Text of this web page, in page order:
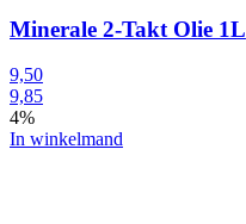
Minerale 2-Takt Olie 1L
9,50
9,85
4%
In winkelmand